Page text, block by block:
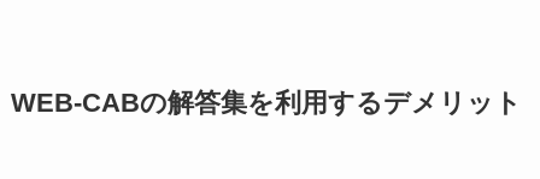
WEB-CABの解答集を利用するデメリット